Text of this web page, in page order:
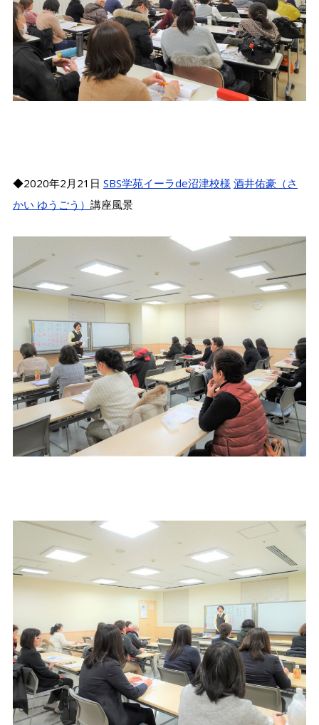
◆2020年2月21日 SBS学苑イーラde沼津校様 酒井佑豪（さ
かい ゆうごう） 講座風景